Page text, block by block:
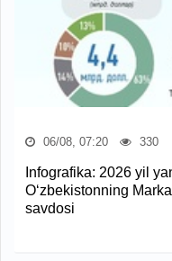
06/08, 07:20 330
Infografika: 2026 yil
O‘zbekistonning
savdosi